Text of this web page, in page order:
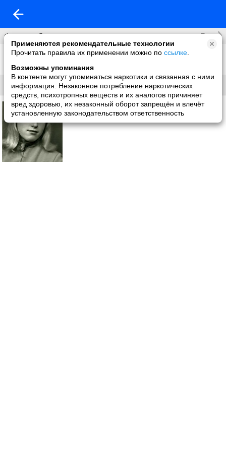
Применяются рекомендательные технологии
Прочитать правила их применении можно по ссылке
Возможны упоминания
В контенте могут упоминаться наркотики и связанная с ними
информация. Незаконное потребление наркотических
средств, психотропных веществ и их аналогов причиняет
вред здоровью, их незаконный оборот запрещён и влечёт
установленную законодательством ответственность
Фотоальбомы Все
Фото со мной
Без названия